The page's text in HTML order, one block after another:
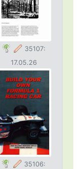
35107:
17.05.26
35106: